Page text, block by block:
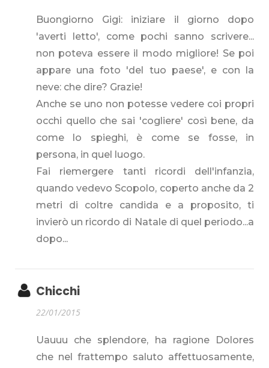
Buongiorno Gigi: iniziare il giorno dopo
'averti letto', come pochi sanno scrivere...
non poteva essere il modo migliore! Se poi
appare una foto 'del tuo paese', e con la
neve: che dire? Grazie!
Anche se uno non potesse vedere coi propri
occhi quello che sai 'cogliere' così bene, da
come lo spieghi, è come se fosse, in
persona, in quel luogo.
Fai riemergere tanti ricordi dell'infanzia,
quando vedevo Scopolo, coperto anche da 2
metri di coltre candida e a proposito, ti
invierò un ricordo di Natale di quel periodo...a
dopo...
Chicchi
22/01/2015
Uauuu che splendore, ha ragione Dolores
che nel frattempo saluto affettuosamente,